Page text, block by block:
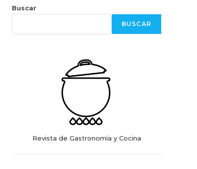
Buscar
BUSCAR
Revista de Gastronomía y Cocina